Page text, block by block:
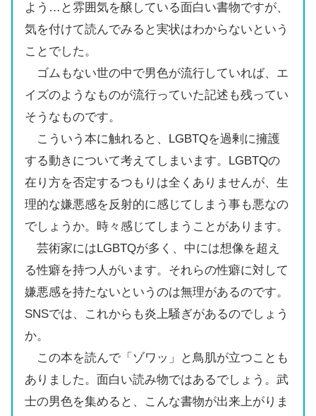
よう…と雰囲気を醸している面白い書物ですが、
気を付けて読んでみると実状はわからないという
ことでした。
ゴムもない世の中で男色が流行していれば、エ
イズのようなものが流行っていた記述も残ってい
そうなものです。
こういう本に触れると、LGBTQを過剰に擁護
する動きについて考えてしまいます。LGBTQの
在り方を否定するつもりは全くありませんが、生
理的な嫌悪感を反射的に感じてしまう事も悪なの
でしょうか。時々感じてしまうことがあります。
芸術家にはLGBTQが多く、中には想像を超え
る性癖を持つ人がいます。それらの性癖に対して
嫌悪感を持たないというのは無理があるのです。
SNSでは、これからも炎上騒ぎがあるのでしょう
か。
この本を読んで「ゾワッ」と鳥肌が立つことも
ありました。面白い読み物ではあるでしょう。武
士の男色を集めると、こんな書物が出来上がりま